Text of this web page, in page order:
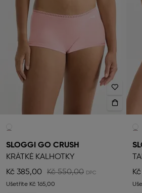
SLOGGI GO CRUSH
KRÁTKÉ KALHOTKY
Kč 385,00
Kč 550,00
Ušetříte Kč 165,00